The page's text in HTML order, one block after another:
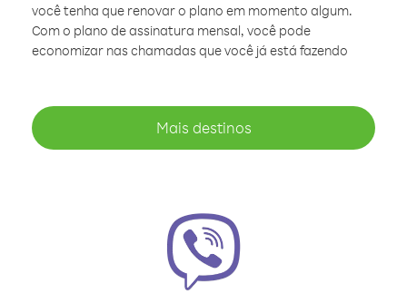
você tenha que renovar o plano em momento algum.
Com o plano de assinatura mensal, você pode
economizar nas chamadas que você já está fazendo
Mais destinos